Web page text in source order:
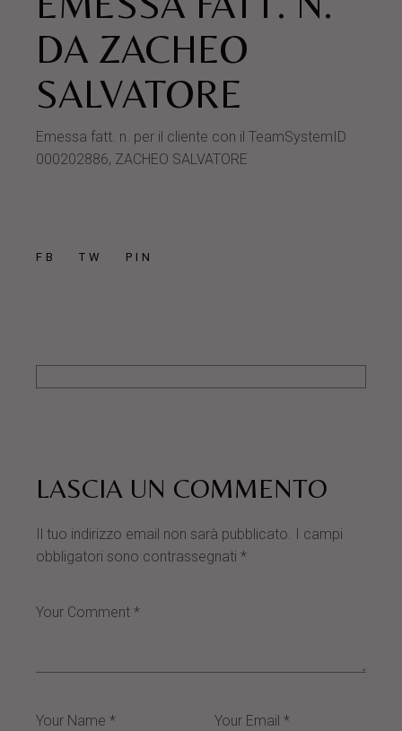
DA ZACHEO
SALVATORE
Emessa fatt. n. per il cliente con il TeamSystemID
000202886, ZACHEO SALVATORE
FB TW PIN
LASCIA UN COMMENTO
Il tuo indirizzo email non sarà pubblicato. I campi
obbligatori sono contrassegnati*